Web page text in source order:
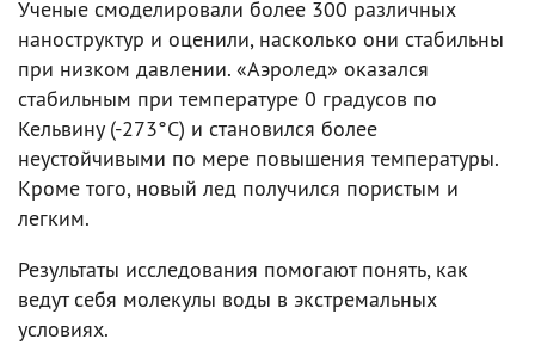
Ученые смоделировали более 300 различных
наноструктур и оценили, насколько они стабильны
при низком давлении. «Аэролед» оказался
стабильным при температуре 0 градусов по
Кельвину (-273°C) и становился более
неустойчивыми по мере повышения температуры.
Кроме того, новый лед получился пористым и
легким.
Результаты исследования помогают понять, как
ведут себя молекулы воды в экстремальных
условиях.